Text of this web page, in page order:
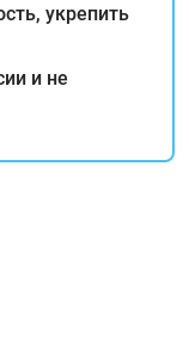
укрепить
и не